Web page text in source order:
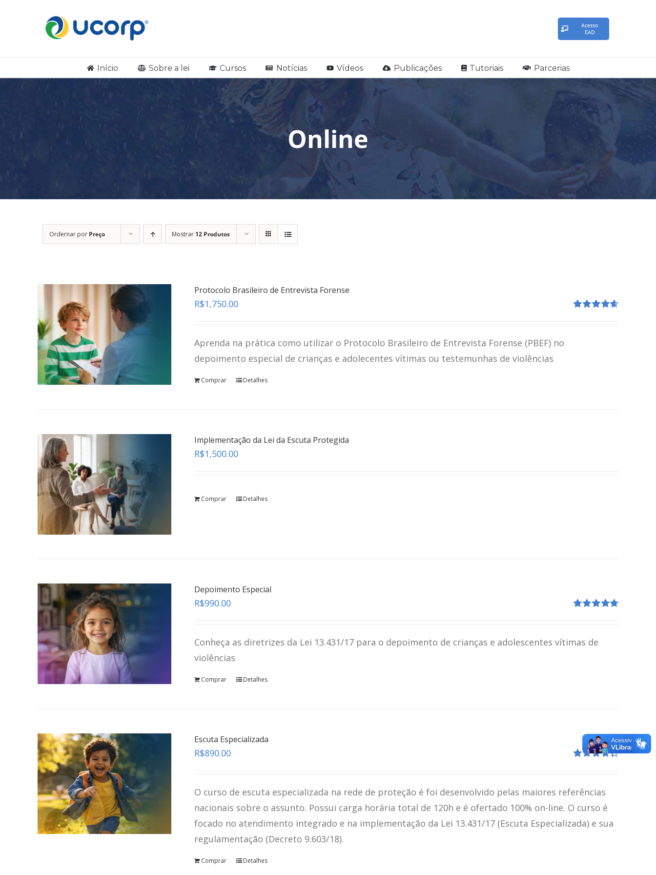
Acesso
EAD
Início Sobre a lei Cursos Notícias Vídeos Publicações Tutoriais Parcerias
Online
Ordernar por Preço Mostrar 12 Produtos
Protocolo Brasileiro de Entrevista Forense
R$1,750.00
Aprenda na prática como utilizar o Protocolo Brasileiro de Entrevista Forense (PBEF) no
depoimento especial de crianças e adolecentes vítimas ou testemunhas de violências
Comprar Detalhes
Implementação da Lei da Escuta Protegida
R$1,500.00
Comprar Detalhes
Depoimento Especial
R$990.00
Conheça as diretrizes da Lei 13.431/17 para o depoimento de crianças e adolescentes vítimas de
violências
Comprar Detalhes
Escuta Especializada
R$890.00
O curso de escuta especializada na rede de proteção é foi desenvolvido pelas maiores referências
nacionais sobre o assunto. Possui carga horária total de 120h e é ofertado 100% on-line. O curso é
focado no atendimento integrado e na implementação da Lei 13.431/17 (Escuta Especializada) e sua
regulamentação (Decreto 9.603/18).
Comprar Detalhes